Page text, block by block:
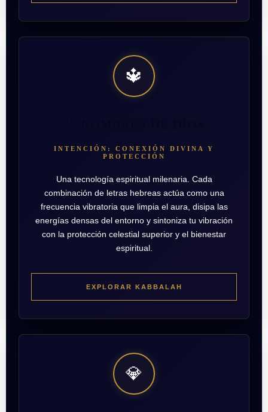
🔱
INTENCIÓN: CONEXIÓN DIVINA Y
PROTECCIÓN
Una tecnología espiritual milenaria. Cada
combinación de letras hebreas actúa como una
frecuencia vibratoria que limpia el aura, disipa las
energías densas del entorno y sintoniza tu vibración
con la protección celestial superior y el bienestar
espiritual.
EXPLORAR KABBALAH
💎